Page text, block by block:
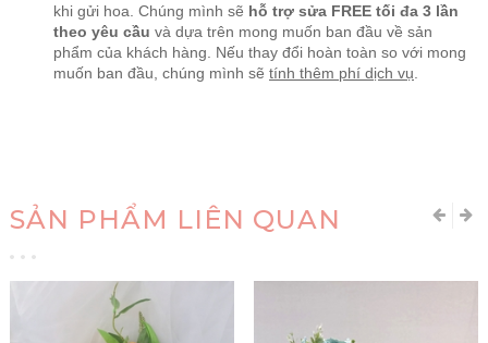
khi gửi hoa. Chúng mình sẽ hỗ trợ sửa FREE tối đa 3 lần
theo yêu cầu và dựa trên mong muốn ban đầu về sản
phẩm của khách hàng. Nếu thay đổi hoàn toàn so với mong
muốn ban đầu, chúng mình sẽ tính thêm phí dịch vụ
SẢN PHẨM LIÊN QUAN